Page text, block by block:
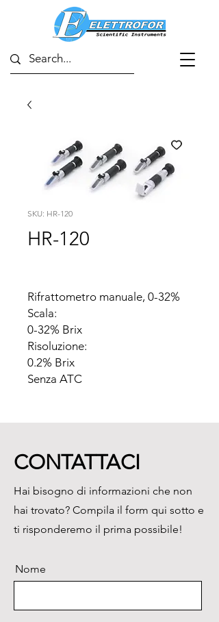
SKU: HR-120
HR-120
Rifrattometro manuale, 0-32%
Scala:
0-32% Brix
Risoluzione:
0.2% Brix
Senza ATC
CONTATTACI
Hai bisogno di informazioni che non
hai trovato? Compila il form qui sotto e
ti risponderemo il prima possibile!
Nome